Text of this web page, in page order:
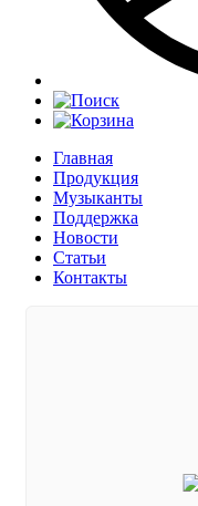
Главная
Продукция
Музыканты
Поддержка
Новости
Статьи
Контакты